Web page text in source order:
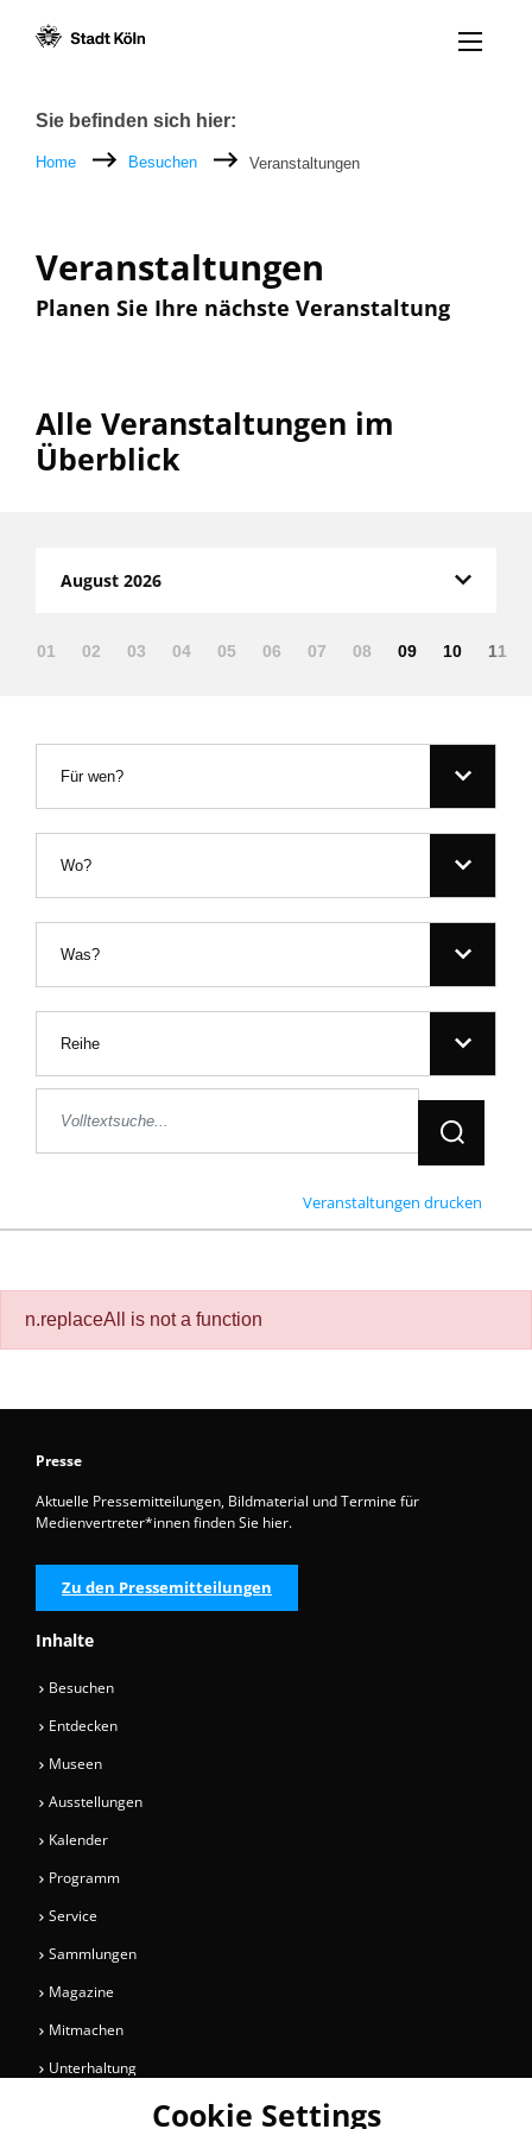
Menü
Breadcrumb
Sie befinden sich hier:
Home Besuchen Veranstaltungen
Veranstaltungen
Planen Sie Ihre nächste Veranstaltung
Alle Veranstaltungen im
Überblick
August 2026
01 02 03 04 05 06 07 08 09 10 11
Für wen?
Wo?
Was?
Reihe
Jetzt
Veranstaltungen drucken
n.replaceAll is not a function
Presse
Aktuelle Pressemitteilungen, Bildmaterial und Termine für
Medienvertreter*innen finden Sie hier.
Zu den Pressemitteilungen
Inhalte
Besuchen
Entdecken
Museen
Ausstellungen
Kalender
Programm
Service
Sammlungen
Magazine
Mitmachen
Unterhaltung
Cookie Settings